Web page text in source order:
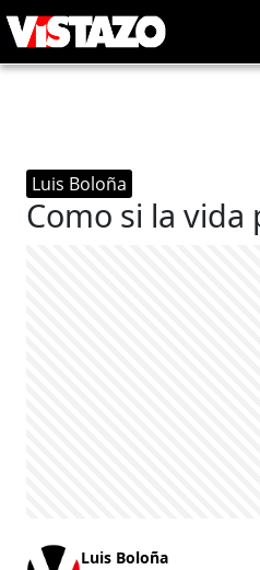
Luis Boloña
Como si la vida
Luis Boloña